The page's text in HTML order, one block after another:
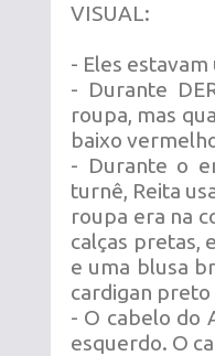
VISUAL:
- Eles estavam
- Durante
roupa, mas
baixo
- Durante o
turnê, Reita
roupa era na
calças pretas,
e uma blusa
cardigan preto
- O cabelo do
esquerdo. O